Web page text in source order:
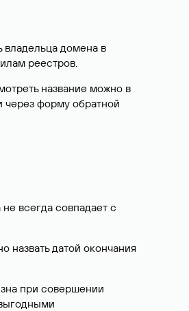
владельца домена в
реестров.
название можно в
через форму обратной
всегда совпадает с
датой окончания
при совершении